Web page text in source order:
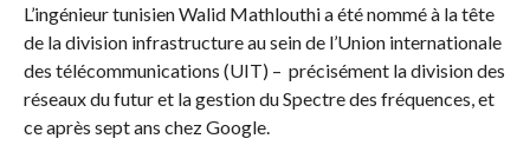
L’ingénieur tunisien Walid Mathlouthi a été nommé à la tête
de la division infrastructure au sein de l’Union internationale
des télécommunications (UIT) – précisément la division des
réseaux du futur et la gestion du Spectre des fréquences, et
ce après sept ans chez Google.